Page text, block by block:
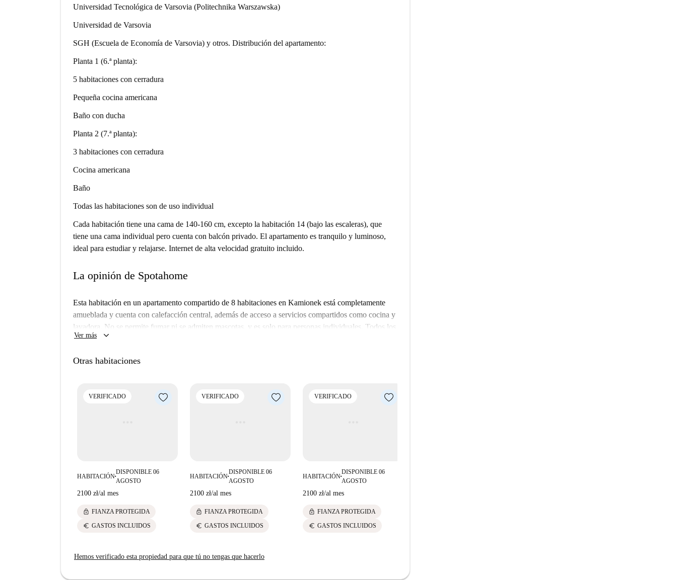
Universidad Tecnológica de Varsovia (Politechnika Warszawska)
Universidad de Varsovia
SGH (Escuela de Economía de Varsovia) y otros. Distribución del apartamento:
Planta 1 (6.ª planta):
5 habitaciones con cerradura
Pequeña cocina americana
Baño con ducha
Planta 2 (7.ª planta):
3 habitaciones con cerradura
Cocina americana
Baño
Todas las habitaciones son de uso individual
Cada habitación tiene una cama de 140-160 cm, excepto la habitación 14 (bajo las escaleras), que
tiene una cama individual pero cuenta con balcón privado. El apartamento es tranquilo y luminoso,
ideal para estudiar y relajarse. Internet de alta velocidad gratuito incluido.
La opinión de Spotahome
Esta habitación en un apartamento compartido de 8 habitaciones en Kamionek está completamente
amueblada y cuenta con calefacción central, además de acceso a servicios compartidos como cocina y
lavadora. No se permite fumar ni se admiten mascotas, y es solo para personas individuales. Todos los
gastos (electricidad, gas, agua y wifi) están incluidos en el precio del alquiler. Además, Spotahome ha
lugares de interés cultural y artístico, lo que la convierte en un lugar excelente para vivir.
Ver más keyboard_arrow_down
Otras habitaciones
VERIFICADO
HABITACIÓN■
DISPONIBLE 06
AGOSTO
2100 zł/al mes
lock FIANZA PROTEGIDA
euro GASTOS INCLUIDOS
VERIFICADO
HABITACIÓN■
DISPONIBLE 06
AGOSTO
2100 zł/al mes
lock FIANZA PROTEGIDA
euro GASTOS INCLUIDOS
VERIFICADO
HABITACIÓN■
DISPONIBLE 06
AGOSTO
2100 zł/al mes
lock FIANZA PROTEGIDA
euro GASTOS INCLUIDOS
Hemos verificado esta propiedad para que tú no tengas que hacerlo